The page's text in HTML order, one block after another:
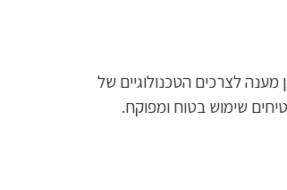
לצרכים הטכנולוגיים של
שימוש בטוח ומפוקח.